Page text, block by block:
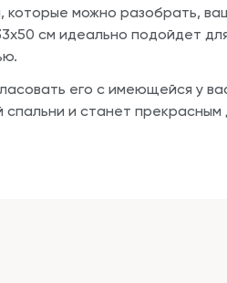
которые можно разобрать,
см идеально подойдет
его с имеющейся у
и станет прекрасным